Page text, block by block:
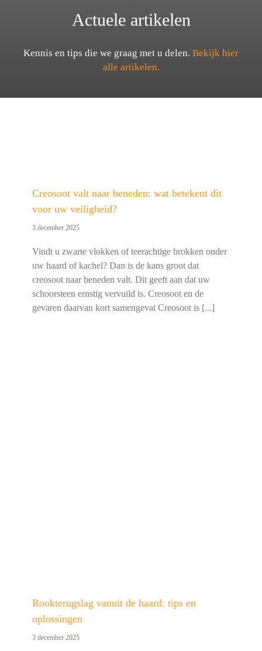
Actuele artikelen
Kennis en tips die we graag met u delen. Bekijk hier
alle artikelen.
Creosoot valt naar beneden: wat betekent dit
voor uw veiligheid?
3 december 2025
Vindt u zwarte vlokken of teerachtige brokken onder
uw haard of kachel? Dan is de kans groot dat
creosoot naar beneden valt. Dit geeft aan dat uw
schoorsteen ernstig vervuild is. Creosoot en de
gevaren daarvan kort samengevat Creosoot is [...]
Rookterugslag vanuit de haard: tips en
oplossingen
3 december 2025